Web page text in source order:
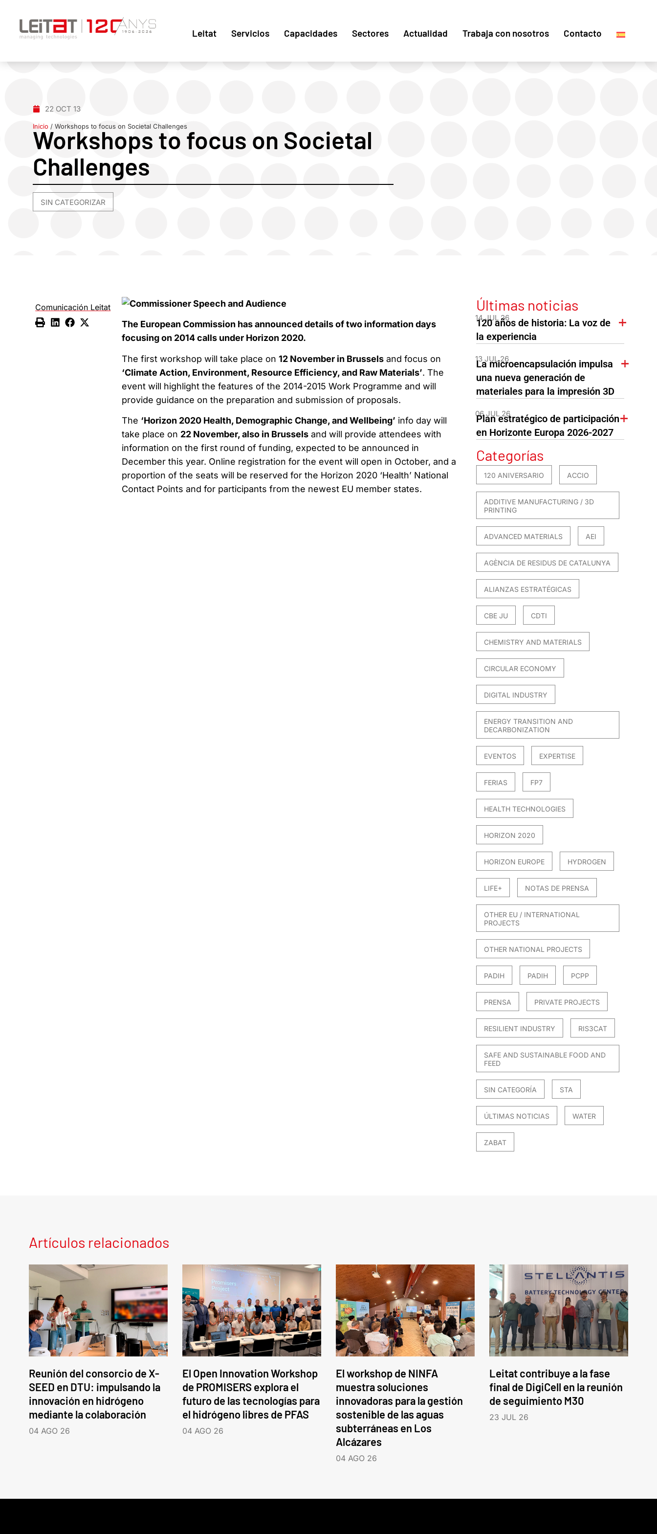
Leitat Servicios Capacidades Sectores Actualidad Trabaja con nosotros Contacto
22 OCT 13
Inicio /Workshops to focus on Societal Challenges
Workshops to focus on Societal
Challenges
SIN CATEGORIZAR
Comunicación Leitat
The European Commission has announced details of two information days
focusing on 2014 calls under Horizon 2020.
The first workshop will take place on 12 November in Brusselsand focus on
‘Climate Action, Environment, Resource Efficiency, and Raw Materials’. The
event will highlight the features of the 2014-2015 Work Programme and will
provide guidance on the preparation and submission of proposals.
The ‘Horizon 2020 Health, Demographic Change, and Wellbeing’ info day will
take place on 22 November, also in Brusselsand will provide attendees with
information on the first round of funding, expected to be announced in
December this year. Online registration for the event will open in October, and a
proportion of the seats will be reserved for the Horizon 2020 ‘Health’ National
Contact Points and for participants from the newest EU member states.
Últimas noticias
14 JUL 26
120 años de historia: La voz de
la experiencia
13 JUL 26
La microencapsulación impulsa
una nueva generación de
materiales para la impresión 3D
06 JUL 26
Plan estratégico de participación
en Horizonte Europa 2026-2027
Categorías
120 ANIVERSARIO ACCIO
ADDITIVE MANUFACTURING / 3D
PRINTING
ADVANCED MATERIALS AEI
AGÈNCIA DE RESIDUS DE CATALUNYA
ALIANZAS ESTRATÉGICAS
CBE JU CDTI
CHEMISTRY AND MATERIALS
CIRCULAR ECONOMY
DIGITAL INDUSTRY
ENERGY TRANSITION AND
DECARBONIZATION
EVENTOS EXPERTISE
FERIAS FP7
HEALTH TECHNOLOGIES
HORIZON 2020
HORIZON EUROPE HYDROGEN
LIFE+ NOTAS DE PRENSA
OTHER EU / INTERNATIONAL
PROJECTS
OTHER NATIONAL PROJECTS
PADIH PADIH PCPP
PRENSA PRIVATE PROJECTS
RESILIENT INDUSTRY RIS3CAT
SAFE AND SUSTAINABLE FOOD AND
FEED
SIN CATEGORÍA STA
ÚLTIMAS NOTICIAS WATER
ZABAT
Artículos relacionados
Reunión del consorcio de X-
SEED en DTU: impulsando la
innovación en hidrógeno
mediante la colaboración
04 AGO 26
El Open Innovation Workshop
de PROMISERS explora el
futuro de las tecnologías para
el hidrógeno libres de PFAS
04 AGO 26
El workshop de NINFA
muestra soluciones
innovadoras para la gestión
sostenible de las aguas
subterráneas en Los
Alcázares
04 AGO 26
Leitat contribuye a la fase
final de DigiCell en la reunión
de seguimiento M30
23 JUL 26